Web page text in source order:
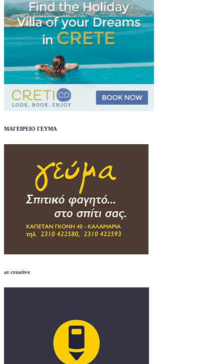
ΜΑΓΕΙΡΕΙΟ ΓΕΥΜΑ
at creative